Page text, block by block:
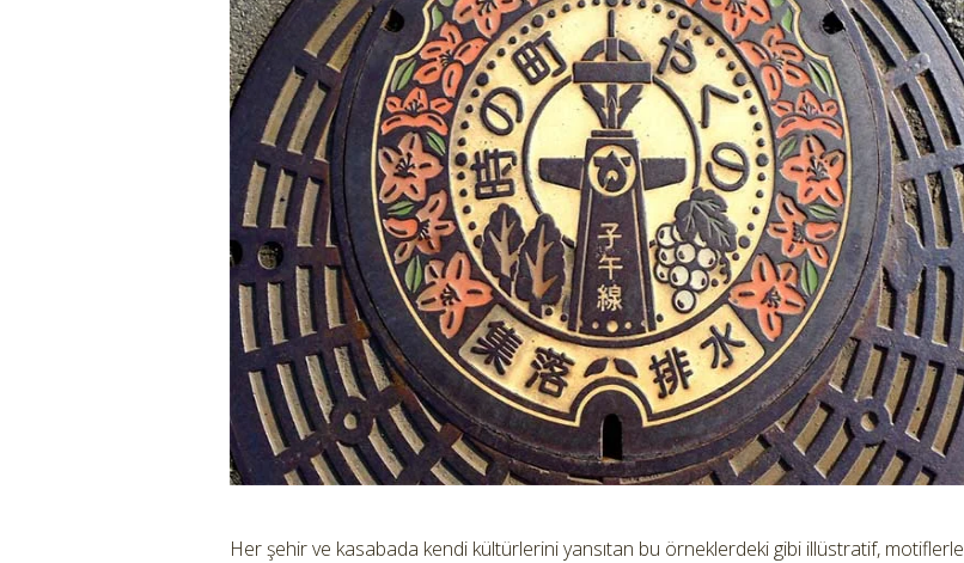
Her şehir ve kasabada kendi kültürlerini yansıtan bu örneklerdeki gibi illüstratif, motiflerle